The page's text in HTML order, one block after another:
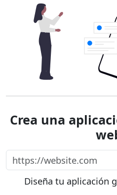
Crea una
https://website.com
Diseña tu aplicación